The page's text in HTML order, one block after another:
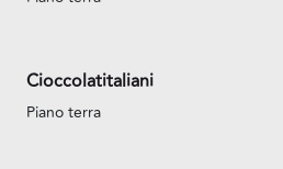
Cioccolatitaliani
Piano terra